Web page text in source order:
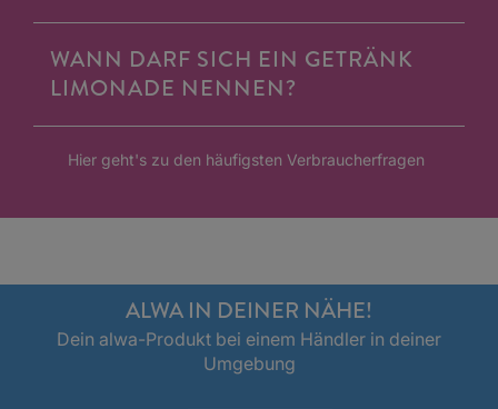
WANN DARF SICH EIN GETRÄNK
LIMONADE NENNEN?
Hier geht's zu den häufigsten Verbraucherfragen
ALWA IN DEINER NÄHE!
Dein alwa-Produkt bei einem Händler in deiner
Umgebung